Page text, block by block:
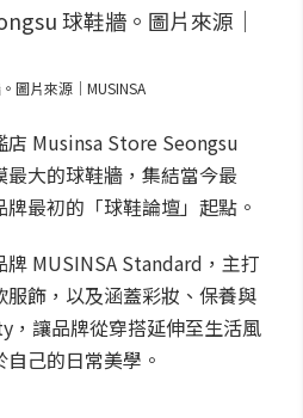
圖片來源｜MUSINSA
Musinsa Store Seongsu
大的球鞋牆，集結當今最
最初的「球鞋論壇」起點。
MUSINSA Standard，主打
飾，以及涵蓋彩妝、保養與
，讓品牌從穿搭延伸至生活風
己的日常美學。